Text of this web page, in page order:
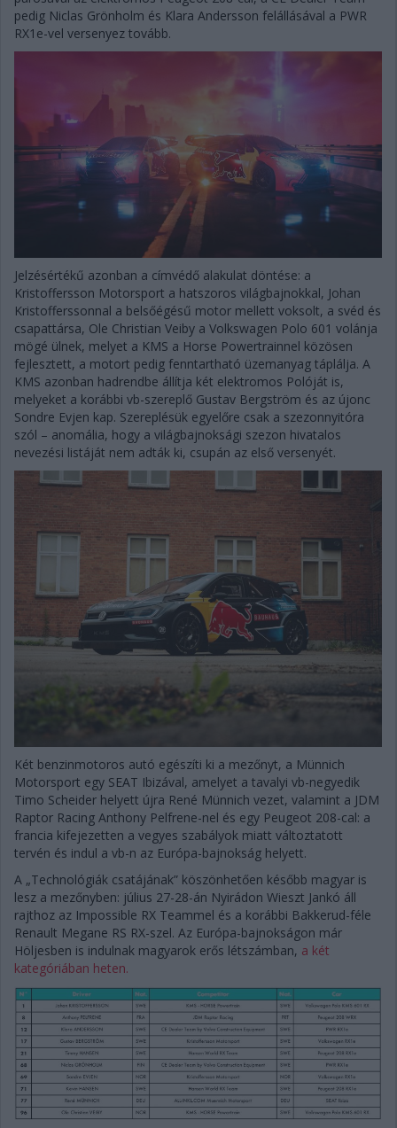
pedig Niclas Grönholm és Klara Andersson felállásával a PWR
RX1e-vel versenyez tovább.
Jelzésértékű azonban a címvédő alakulat döntése: a
Kristoffersson Motorsport a hatszoros világbajnokkal, Johan
Kristofferssonnal a belsőégésű motor mellett voksolt, a svéd és
csapattársa, Ole Christian Veiby a Volkswagen Polo 601 volánja
mögé ülnek, melyet a KMS a Horse Powertrainnel közösen
fejlesztett, a motort pedig fenntartható üzemanyag táplálja. A
KMS azonban hadrendbe állítja két elektromos Polóját is,
melyeket a korábbi vb-szereplő Gustav Bergström és az újonc
Sondre Evjen kap. Szereplésük egyelőre csak a szezonnyitóra
szól – anomália, hogy a világbajnoksági szezon hivatalos
nevezési listáját nem adták ki, csupán az első versenyét.
Két benzinmotoros autó egészíti ki a mezőnyt, a Münnich
Motorsport egy SEAT Ibizával, amelyet a tavalyi vb-negyedik
Timo Scheider helyett újra René Münnich vezet, valamint a JDM
Raptor Racing Anthony Pelfrene-nel és egy Peugeot 208-cal: a
francia kifejezetten a vegyes szabályok miatt változtatott
tervén és indul a vb-n az Európa-bajnokság helyett.
A „Technológiák csatájának” köszönhetően később magyar is
lesz a mezőnyben: július 27-28-án Nyirádon Wieszt Jankó áll
rajthoz az Impossible RX Teammel és a korábbi Bakkerud-féle
Renault Megane RS RX-szel. Az Európa-bajnokságon már
Höljesben is indulnak magyarok erős létszámban, a két
kategóriában heten.